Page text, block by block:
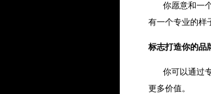
你愿意和一个
有一个专业的样
标志打造你的品
你可以通过专
更多价值。